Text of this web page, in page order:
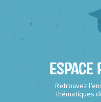
Espace
Retrouvez
thématiques